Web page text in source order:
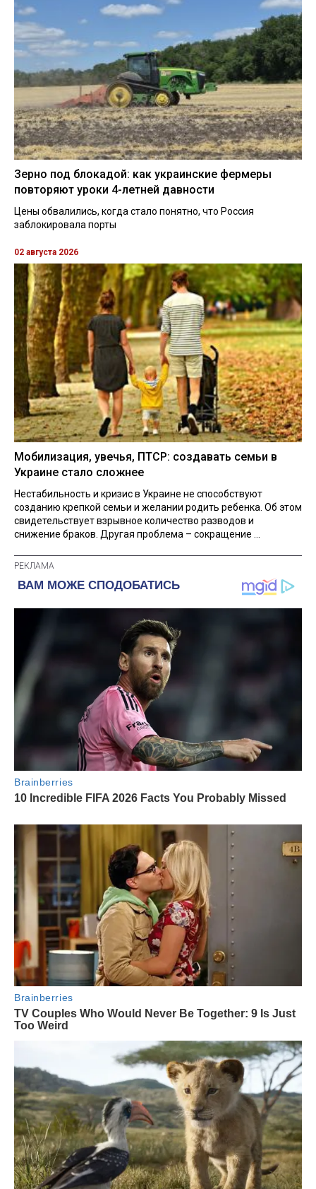
Зерно под блокадой: как украинские фермеры
повторяют уроки 4-летней давности
Цены обвалились, когда стало понятно, что Россия
заблокировала порты
02 августа 2026
Мобилизация, увечья, ПТСР: создавать семьи в
Украине стало сложнее
Нестабильность и кризис в Украине не способствуют
созданию крепкой семьи и желании родить ребенка. Об этом
свидетельствует взрывное количество разводов и
снижение браков. Другая проблема – сокращение ...